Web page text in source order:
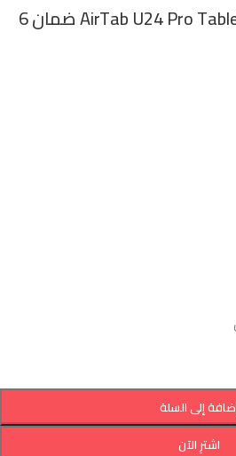
AirTab U24 Pro Tablet + Keyboard and Pen ضمان 6
إلى السلة
اشترِ الآن